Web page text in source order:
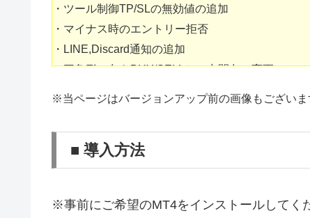
・ツール制御TP/SLの無効値の追加
・マイナス時のエントリー拒否
・LINE,Discard通知の追加
・三角形の色をBUY/SELLとの中間色に変更
・スピードコントロール時の負荷軽減
・一部の手数料あり口座対応
▼ ２０２１年６月２日更新
・連打した際でも設定画面を出さない対策
※当ページはバージョンアップ前の画像もございま
■ 導入方法
※事前にご希望のMT4をインストールしてく